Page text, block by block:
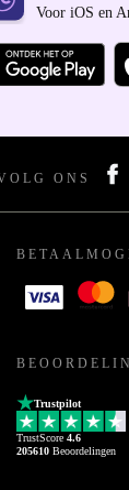
Voor iOS en
ONS
Trustpilot
TrustScore 4.6
205610 Beoordelingen